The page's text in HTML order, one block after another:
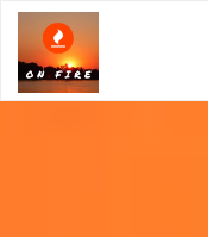
Zum
springen